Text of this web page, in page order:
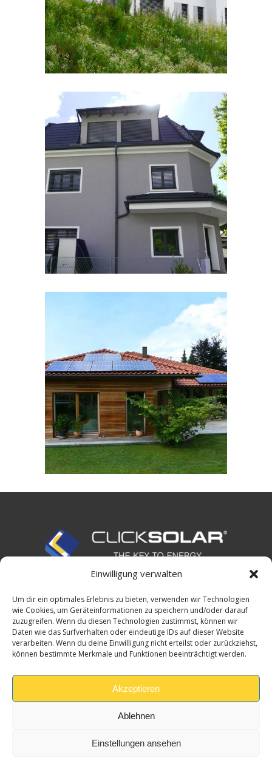
Einwilligung verwalten
Um dir ein optimales Erlebnis zu bieten, verwenden wir Technologien
wie Cookies, um Geräteinformationen zu speichern und/oder darauf
zuzugreifen. Wenn du diesen Technologien zustimmst, können wir
Daten wie das Surfverhalten oder eindeutige IDs auf dieser Website
verarbeiten. Wenn du deine Einwilligung nicht erteilst oder zurückziehst,
können bestimmte Merkmale und Funktionen beeinträchtigt werden.
Akzeptieren
Ablehnen
Einstellungen ansehen
Thermische Sanierung mit
Weitblick
E-MOBILITÄT /WÄRME
Bungalow mit grüner
E-MOBILITÄT/SPEICHER/STROM/
WÄRME
HOME
DATENSCHUTZERKLÄRUNG
IMPRESSUM
KONTAKT
FAQ
BLOG